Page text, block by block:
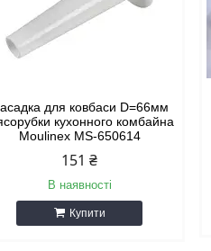
для ковбаси D=66мм
кухонного комбайна
Moulinex MS-650614
151 ₴
В наявності
Купити